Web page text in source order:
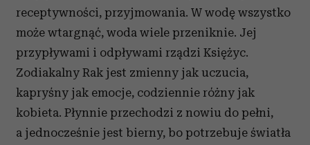
receptywności, przyjmowania. W wodę wszystko
może wtargnąć, woda wiele przeniknie. Jej
przypływami i odpływami rządzi Księżyc.
Zodiakalny Rak jest zmienny jak uczucia,
kapryśny jak emocje, codziennie różny jak
kobieta. Płynnie przechodzi z nowiu do pełni,
a jednocześnie jest bierny, bo potrzebuje światła